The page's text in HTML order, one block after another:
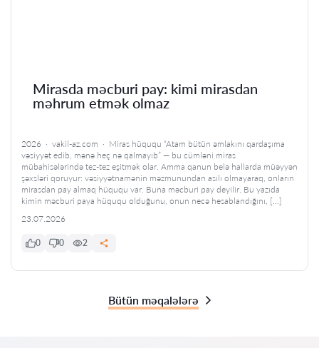
Mirasda məcburi pay: kimi mirasdan
məhrum etmək olmaz
2026 · vakil-az.com · Miras hüququ “Atam bütün əmlakını qardaşıma
vəsiyyət edib, mənə heç nə qalmayıb” — bu cümləni miras
mübahisələrində tez-tez eşitmək olar. Amma qanun belə hallarda müəyyən
şəxsləri qoruyur: vəsiyyətnamənin məzmunundan asılı olmayaraq, onların
mirasdan pay almaq hüququ var. Buna məcburi pay deyilir. Bu yazıda
kimin məcburi paya hüququ olduğunu, onun necə hesablandığını, […]
23.07.2026
0 0 2
Bütün məqalələrə